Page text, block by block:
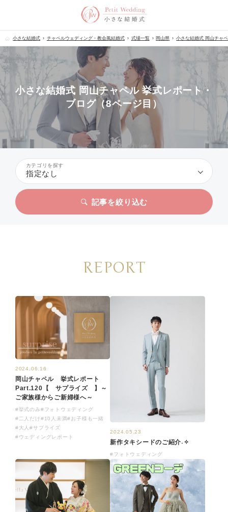
小さな結婚式 チャペルウェディング・教会風結婚式 式場一覧 岡山県 小さな結婚式 岡山チャ
小さな結婚式 岡山チャペル 挙式レポート・
ブログ（8ページ目）
カテゴリを探す
指定なし
記事を絞り込む
REPORT
2024.06.16
岡山チャペル 挙式レポート
Part.120【 サプライズ 】～
ご家族様からご新婦様へ～
#挙式のみ#フォトウェディング
#二人だけ#10人未満#お子様も一緒
#大人#サプライズ
#ウェディングレポート
2024.05.23
新作タキシードのご紹介˖✧
#フォトウェディング